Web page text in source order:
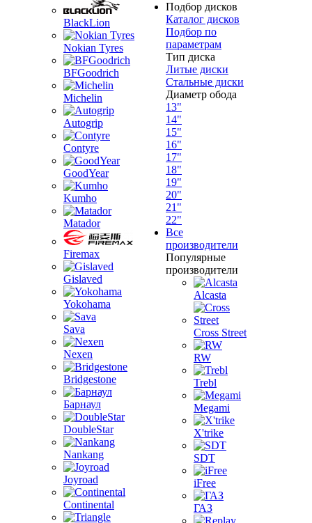
BlackLion
Nokian Tyres
BFGoodrich
Michelin
Autogrip
Contyre
GoodYear
Kumho
Matador
Firemax
Gislaved
Yokohama
Sava
Nexen
Bridgestone
Барнаул
DoubleStar
Nankang
Joyroad
Continental
Подбор дисков
Каталог дисков
Подбор по
параметрам
Тип диска
Литые диски
Стальные диски
Диаметр обода
13"
14"
15"
16"
17"
18"
19"
20"
21"
22"
Все
производители
Популярные
производители
Alcasta
Cross Street
RW
Trebl
Megami
X'trike
SDT
iFree
ГАЗ